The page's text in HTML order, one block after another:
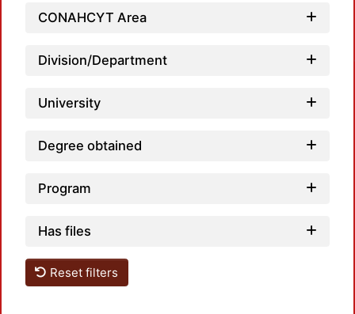
CONAHCYT Area
Division/Department
University
Degree obtained
Program
Has files
Reset filters